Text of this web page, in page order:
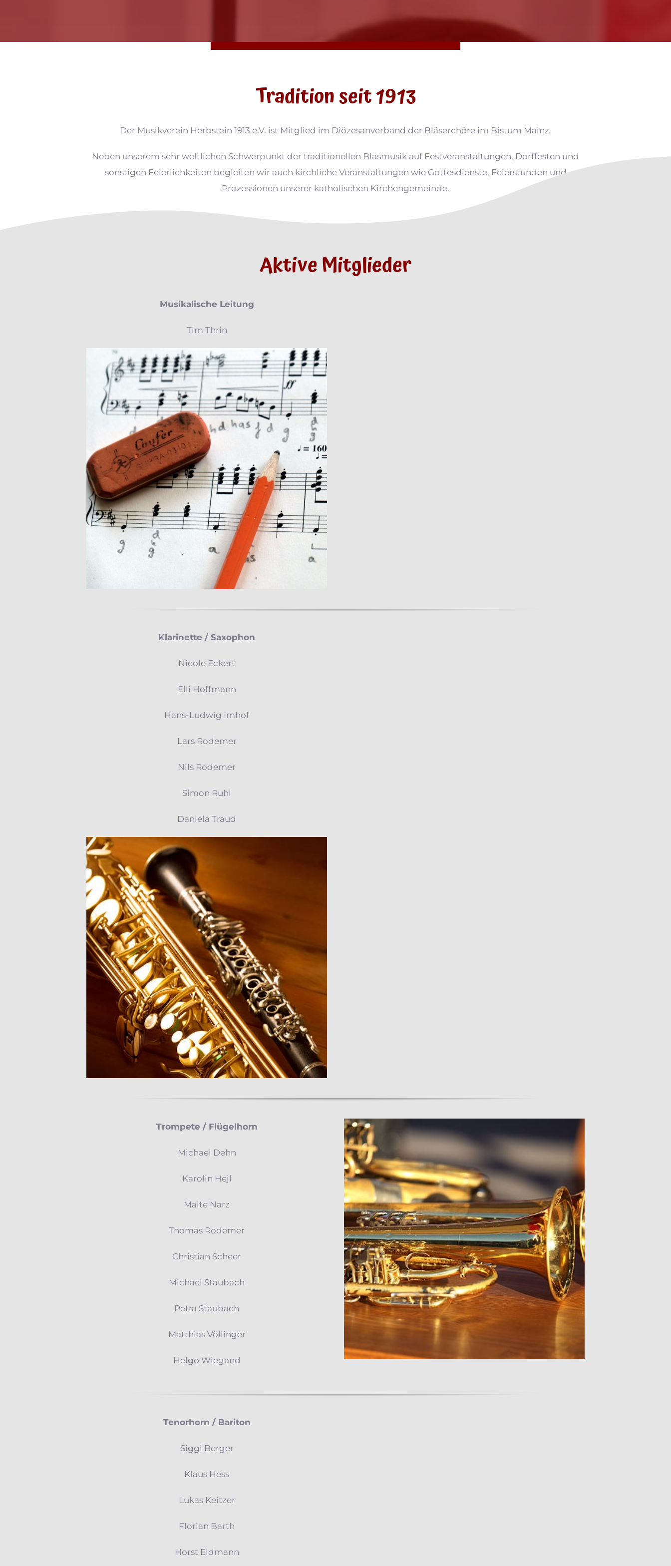
Tradition seit 1913
Der Musikverein Herbstein 1913 e.V. ist Mitglied im Diözesanverband der Bläserchöre im Bistum Mainz.
Neben unserem sehr weltlichen Schwerpunkt der traditionellen Blasmusik auf Festveranstaltungen, Dorffesten und
sonstigen Feierlichkeiten begleiten wir auch kirchliche Veranstaltungen wie Gottesdienste, Feierstunden und
Prozessionen unserer katholischen Kirchengemeinde.
Aktive Mitglieder
Musikalische Leitung
Tim Thrin
Klarinette / Saxophon
Nicole Eckert
Elli Hoffmann
Hans-Ludwig Imhof
Lars Rodemer
Nils Rodemer
Simon Ruhl
Daniela Traud
Trompete / Flügelhorn
Michael Dehn
Karolin Hejl
Malte Narz
Thomas Rodemer
Christian Scheer
Michael Staubach
Petra Staubach
Matthias Völlinger
Helgo Wiegand
Tenorhorn / Bariton
Siggi Berger
Klaus Hess
Lukas Keitzer
Florian Barth
Horst Eidmann